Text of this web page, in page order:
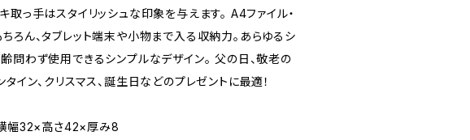
取っ手はスタイリッシュな印象を与えます。 A4ファイル・
ろん、タブレット端末や小物まで入る収納力。あらゆるシ
問わず使用できるシンプルなデザイン。 父の日、敬老の
タイン、クリスマス、誕生日などのプレゼントに最適！
横幅32×高さ42×厚み8